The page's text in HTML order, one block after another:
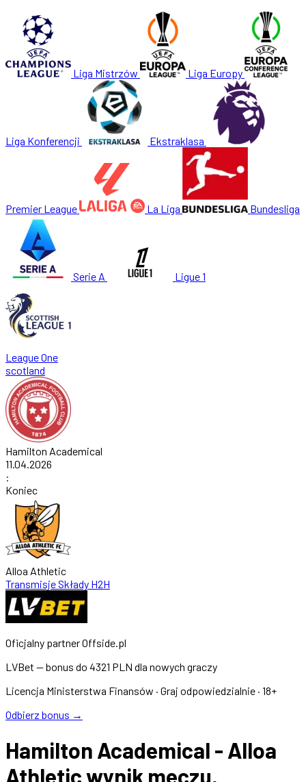
Liga Mistrzów Liga Europy
Liga Konferencji Ekstraklasa
Premier League La Liga Bundesliga
Serie A Ligue 1
League One
scotland
Hamilton Academical
11.04.2026
:
Koniec
Alloa Athletic
TransmisjeSkłady H2H
Oficjalny partner Offside.pl
LVBet — bonus do 4321 PLN dla nowych graczy
Licencja Ministerstwa Finansów · Graj odpowiedzialnie · 18+
Odbierz bonus →
Hamilton Academical - Alloa
Athletic wynik meczu,